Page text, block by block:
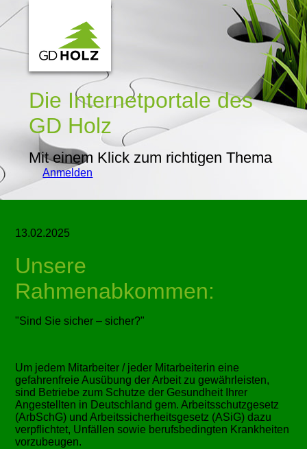
Die Internetportaledes
GD Holz
Mit einem Klick zum richtigen Thema
Anmelden
13.02.2025
Unsere
Rahmenabkommen:
Sind Sie sicher – sicher?
Um jedem Mitarbeiter / jeder Mitarbeiterin eine
gefahrenfreie Ausübung der Arbeit zu gewährleisten,
sind Betriebe zum Schutze der Gesundheit Ihrer
Angestellten in Deutschland gem. Arbeitsschutzgesetz
(ArbSchG) und Arbeitssicherheitsgesetz (ASiG) dazu
verpflichtet, Unfällen sowie berufsbedingten Krankheiten
vorzubeugen.